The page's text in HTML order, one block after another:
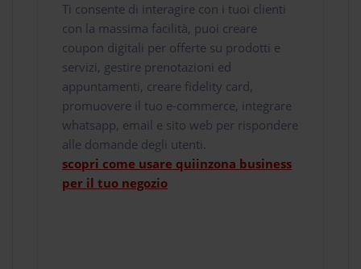
Ti consente di interagire con i tuoi clienti
con la massima facilità, puoi creare
coupon digitali per offerte su prodotti e
servizi, gestire prenotazioni ed
appuntamenti, creare fidelity card,
promuovere il tuo e-commerce, integrare
whatsapp, email e sito web per rispondere
alle domande degli utenti.
scopri come usare quiinzona business
per il tuo negozio